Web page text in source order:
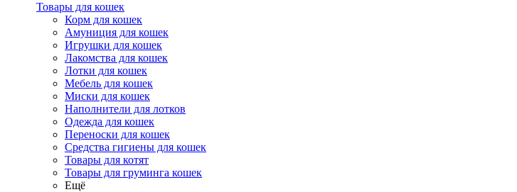
Товары для кошек
Корм для кошек
Амуниция для кошек
Игрушки для кошек
Лакомства для кошек
Лотки для кошек
Мебель для кошек
Миски для кошек
Наполнители для лотков
Одежда для кошек
Переноски для кошек
Средства гигиены для кошек
Товары для котят
Товары для груминга кошек
Ещё